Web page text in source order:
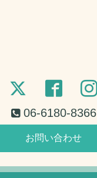
06-6180-8366
お問い合わせ